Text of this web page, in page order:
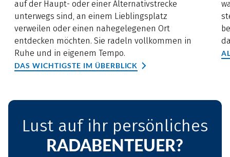
auf der Haupt- oder einer Alternativstrecke
unterwegs sind, an einem Lieblingsplatz
verweilen oder einen nahegelegenen Ort
entdecken möchten. Sie radeln vollkommen in
Ruhe und in eigenem Tempo.
DAS WICHTIGSTE IM ÜBERBLICK
Lust auf ihr persönliches
RADABENTEUER?